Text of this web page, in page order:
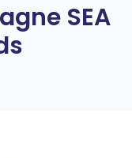
SEA